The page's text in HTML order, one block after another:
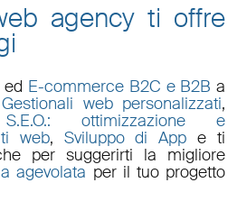
agency ti offre
ed E-commerce B2C e B2B a
web personalizzati,
S.E.O.: ottimizzazione e
web, Sviluppo di App e ti
per suggerirti la migliore
agevolata per il tuo progetto